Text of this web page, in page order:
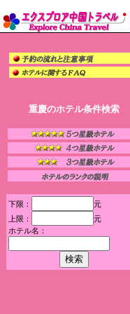
重慶のホテル条件検索
下限：
元
上限：
元
ホテル名：